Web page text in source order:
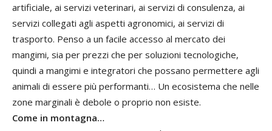
artificiale, ai servizi veterinari, ai servizi di consulenza, ai
servizi collegati agli aspetti agronomici, ai servizi di
trasporto. Penso a un facile accesso al mercato dei
mangimi, sia per prezzi che per soluzioni tecnologiche,
quindi a mangimi e integratori che possano permettere agli
animali di essere più performanti… Un ecosistema che nelle
zone marginali è debole o proprio non esiste.
Come in montagna…